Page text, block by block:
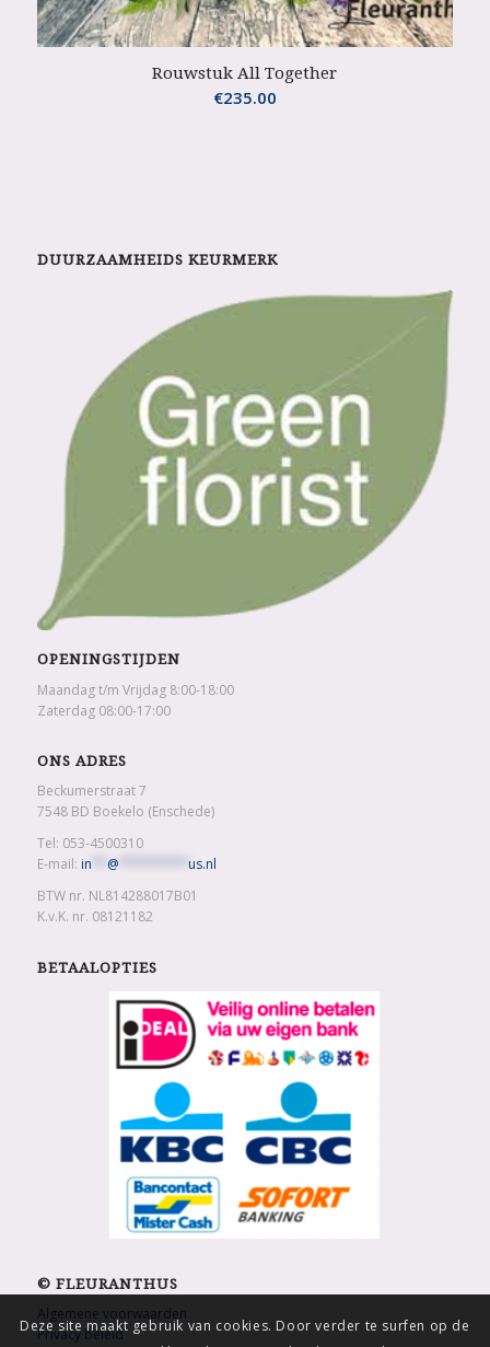
Rouwstuk All Together
€235.00
DUURZAAMHEIDS KEURMERK
OPENINGSTIJDEN
Maandag t/m Vrijdag 8:00-18:00
Zaterdag 08:00-17:00
ONS ADRES
Beckumerstraat 7
7548 BD Boekelo (Enschede)
Tel: 053-4500310
E-mail: in @
us.nl
BTW nr. NL814288017B01
K.v.K. nr. 08121182
BETAALOPTIES
© FLEURANTHUS
Algemene voorwaarden
Privacy beleid
Deze site maakt gebruik van cookies. Door verder te surfen op de